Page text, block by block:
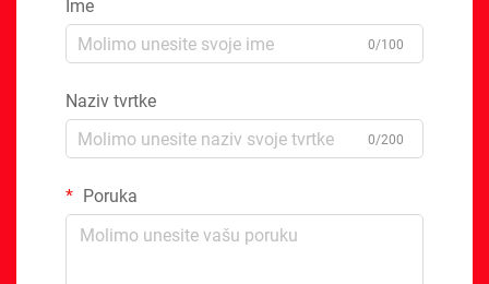
Ime
0/100
Naziv tvrtke
0/200
Poruka